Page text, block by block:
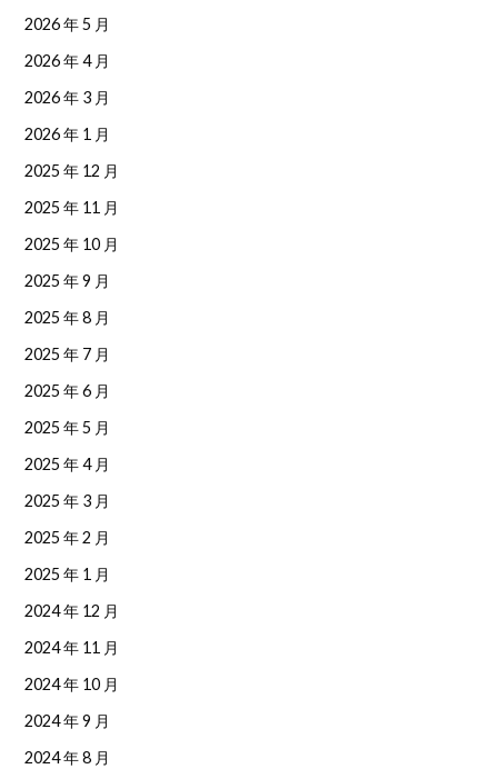
2026 年 5 月
2026 年 4 月
2026 年 3 月
2026 年 1 月
2025 年 12 月
2025 年 11 月
2025 年 10 月
2025 年 9 月
2025 年 8 月
2025 年 7 月
2025 年 6 月
2025 年 5 月
2025 年 4 月
2025 年 3 月
2025 年 2 月
2025 年 1 月
2024 年 12 月
2024 年 11 月
2024 年 10 月
2024 年 9 月
2024 年 8 月